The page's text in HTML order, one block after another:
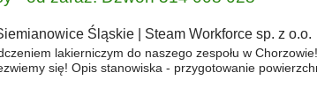
Śląskie| Steam Workforce sp. z o.o.
lakierniczym do naszego zespołu w
się! Opis stanowiska - przygotowanie